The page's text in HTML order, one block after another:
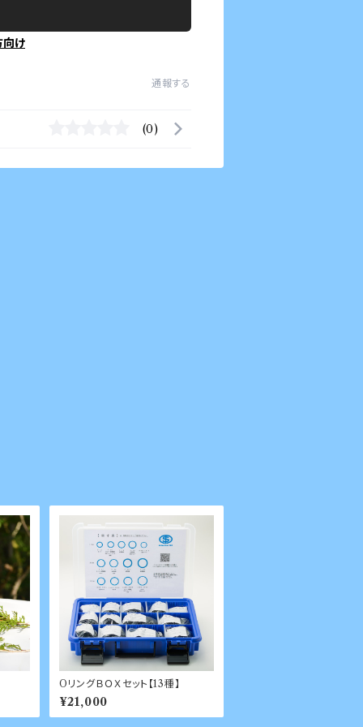
向け
通報する
(0)
OリングＢＯＸセット【13種】
¥21,000